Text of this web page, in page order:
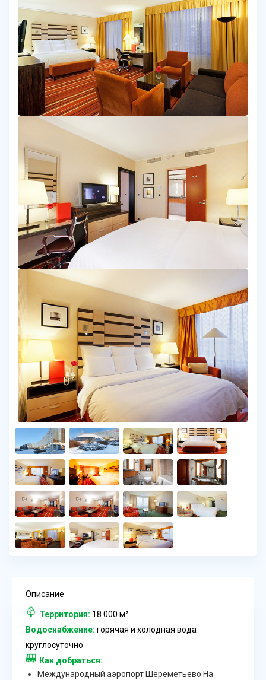
Описание
Территория: 18 000 м²
Водоснабжение: горячая и холодная вода
круглосуточно
Как добраться:
Международный аэропорт Шереметьево На